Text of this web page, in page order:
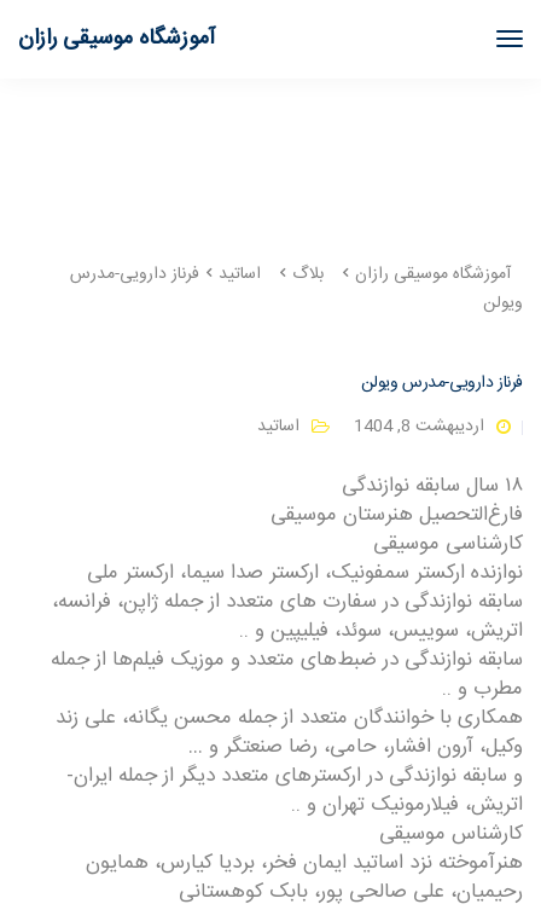
آموزشگاه موسیقی رازان
آموزشگاه موسیقی رازان بلاگ اساتید
فرناز دارویی-مدرس
ویولن
فرناز دارویی-مدرس ویولن
اردیبهشت 8, 1404
اساتید
۱۸ سال سابقه نوازندگی
فارغ‌التحصیل هنرستان موسیقی
کارشناسی موسیقی
نوازنده ارکستر سمفونیک، ارکستر صدا سیما، ارکستر ملی
سابقه نوازندگی در سفارت های متعدد از جمله ژاپن، فرانسه،
اتریش، سوییس، سوئد، فیلیپین و ..
سابقه نوازندگی در ضبط‌های متعدد و موزیک فیلم‌ها از جمله
مطرب و ..
همکاری با خوانندگان متعدد از جمله محسن یگانه، علی زند
وکیل، آرون افشار، حامی، رضا صنعتگر و …
و سابقه نوازندگی در ارکسترهای متعدد دیگر از جمله ایران-
اتریش، فیلارمونیک تهران و ..
کارشناس موسیقی
هنرآموخته نزد اساتید ایمان فخر، بردیا کیارس، همایون
رحیمیان، علی صالحی پور، بابک کوهستانی